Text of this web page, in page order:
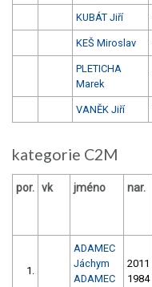
KUBÁT Jiří
KEŠ Miroslav
PLETICHA
Marek
VANĚK Jiří
kategorie C2M
por. vk jméno nar.
1.
ADAMEC
Jáchym
ADAMEC
2011
1984